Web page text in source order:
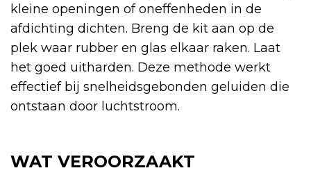
kleine openingen of oneffenheden in de
afdichting dichten. Breng de kit aan op de
plek waar rubber en glas elkaar raken. Laat
het goed uitharden. Deze methode werkt
effectief bij snelheidsgebonden geluiden die
ontstaan door luchtstroom.
WAT VEROORZAAKT